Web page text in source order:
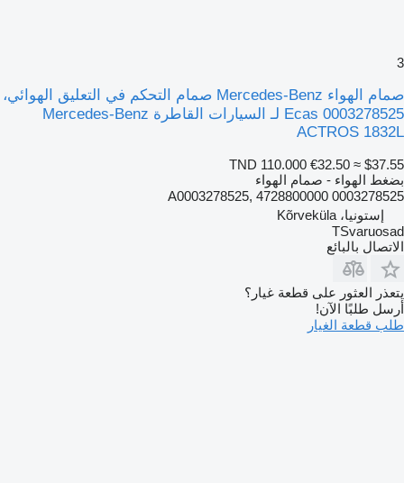
3
صمام الهواء Mercedes-Benz صمام التحكم في التعليق الهوائي،
Ecas 0003278525 لـ السيارات القاطرة Mercedes-Benz
ACTROS 1832L
TND 110.000 €32.50 ≈ $37.55
بضغط الهواء - صمام الهواء
0003278525 A0003278525, 4728800000
إستونيا، Kõrveküla
TSvaruosad
الاتصال بالبائع
يتعذر العثور على قطعة غيار؟
أرسل طلبًا الآن!
طلب قطعة الغيار